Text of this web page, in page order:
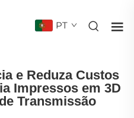
PT
e Reduza Custos
Impressos em 3D
Transmissão